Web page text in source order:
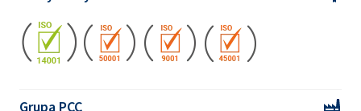
Grupa PCC
EXOdis PC230 (Methyl oxirane polymer with
oxirane phosphate)